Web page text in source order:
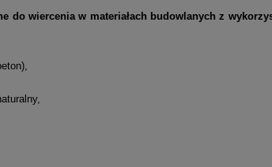
do wiercenia w materiałach budowlanych z